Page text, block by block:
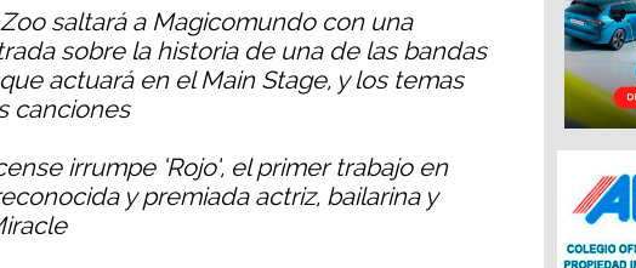
saltará a Magicomundo con una
sobre la historia de una de las bandas
actuará en el Main Stage, y los temas
canciones
irrumpe ‘Rojo’, el primer trabajo en
y premiada actriz, bailarina y